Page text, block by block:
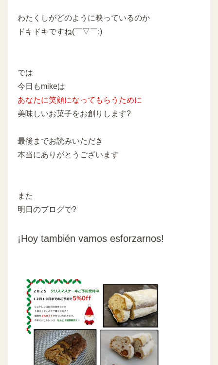
わたくしがどのように映っているのか
ドキドキですね(￣▽￣;)
では
今日もmikeは
あなたに笑顔になってもらうために
美味しいお菓子をお創りします?
最後までお読みいただき
本当にありがとうございます
また
明日のブログで?
¡Hoy también vamos esforzarnos!